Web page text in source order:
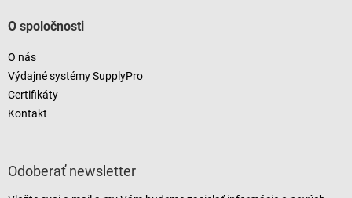
O spoločnosti
O nás
Výdajné systémy SupplyPro
Certifikáty
Kontakt
Odoberať newsletter